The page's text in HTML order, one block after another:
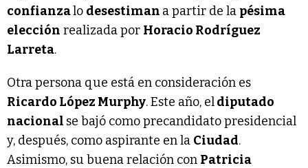
confianzalo desestiman a partir de la pésima
elección realizada por Horacio Rodríguez
Larreta.
Otra persona que está en consideración es
Ricardo López Murphy. Este año, eldiputado
nacional se bajó como precandidato presidencial
y, después, como aspirante en la Ciudad.
Asimismo, su buena relación con Patricia